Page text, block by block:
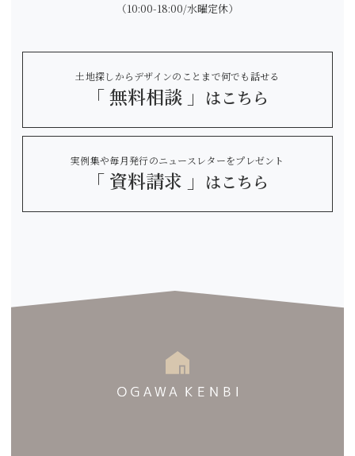
（10:00-18:00/水曜定休）
土地探しからデザインのことまで何でも話せる
「 無料相談 」 はこちら
実例集や毎月発行のニュースレターをプレゼント
「 資料請求 」 はこちら